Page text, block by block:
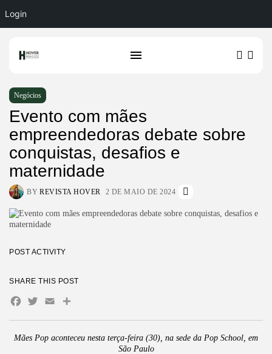
Login
Negócios
Evento com mães
empreendedoras debate sobre
conquistas, desafios e
maternidade
BY REVISTA HOVER 2 DE MAIO DE 2024
Mães Pop aconteceu nesta terça-feira (30), na sede da Pop School, em
São Paulo
POST ACTIVITY
SHARE THIS POST
Facebook
Twitter
EmailShare